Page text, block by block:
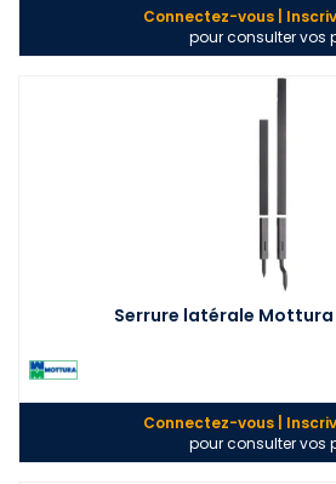
Connectez-vous |
pour consulter vos
Serrure latérale
Connectez-vous |
pour consulter vos